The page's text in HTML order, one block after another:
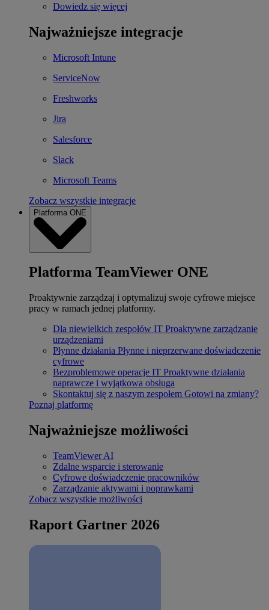
Dowiedz się więcej
Najważniejsze integracje
Microsoft Intune
ServiceNow
Freshworks
Jira
Salesforce
Slack
Microsoft Teams
Zobacz wszystkie integracje
Platforma ONE
Platforma TeamViewer ONE
Proaktywnie zarządzaj i optymalizuj swoje cyfrowe miejsce
pracy w ramach jednej platformy.
Dla niewielkich zespołów IT Proaktywne zarządzanie
urządzeniami
Płynne działania Płynne i nieprzerwane doświadczenie
cyfrowe
Bezproblemowe operacje IT Proaktywne działania
naprawcze i wyjątkowa obsługa
Skontaktuj się z naszym zespołem Gotowi na zmiany?
Poznaj platformę
Najważniejsze możliwości
TeamViewer AI
Zdalne wsparcie i sterowanie
Cyfrowe doświadczenie pracowników
Zarządzanie aktywami i poprawkami
Zobacz wszystkie możliwości
Raport Gartner 2026